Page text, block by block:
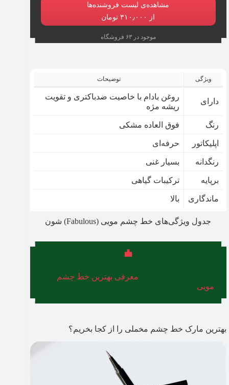
مشاهده‌ی لیست فروشنده‌ها
از ۳۱۰٫۰۰۰ تومان
موجود در ۶۳ فروشگاه
ویژگی توضیحات
دارای
روغن بادام با خاصیت ضدباکتری و تقویت
ریشه مژه
رنگ فوق العاده مشکی
اپلیکاتور حرفه‌ای
رنگدانه بسیار غنی
برپایه ترکیبات گیاهی
ماندگاری بالا
جدول ویژگی‌های خط چشم مویی (Fabulous) شون
معرفی بهترین خط چشم
مویی
بهترین مارک خط چشم مخملی را از کجا بخریم؟